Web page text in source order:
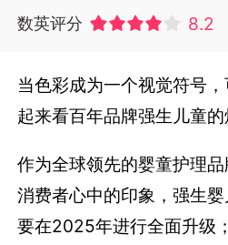
数英评分 8.2
当色彩成为一个视觉符号
起来看百年品牌强生儿童
作为全球领先的婴童护理
消费者心中的印象，强生
要在2025年进行全面升级